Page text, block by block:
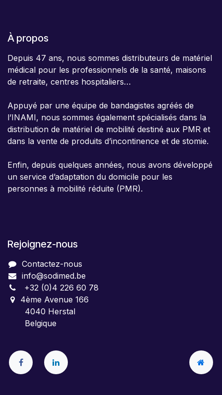
À propos
Depuis 47 ans, nous sommes distributeurs de matériel
médical pour les professionnels de la santé, maisons
de retraite, centres hospitaliers…
Appuyé par une équipe de bandagistes agréés de
l’INAMI, nous sommes également spécialisés dans la
distribution de matériel de mobilité destiné aux PMR et
dans la vente de produits d’incontinence et de stomie.
Enfin, depuis quelques années, nous avons développé
un service d’adaptation du domicile pour les
personnes à mobilité réduite (PMR).
Rejoignez-nous
Contactez-nous
info@sodimed.be
+32 (0)4 226 60 78
4ème Avenue 166
4040 Herstal
Belgique